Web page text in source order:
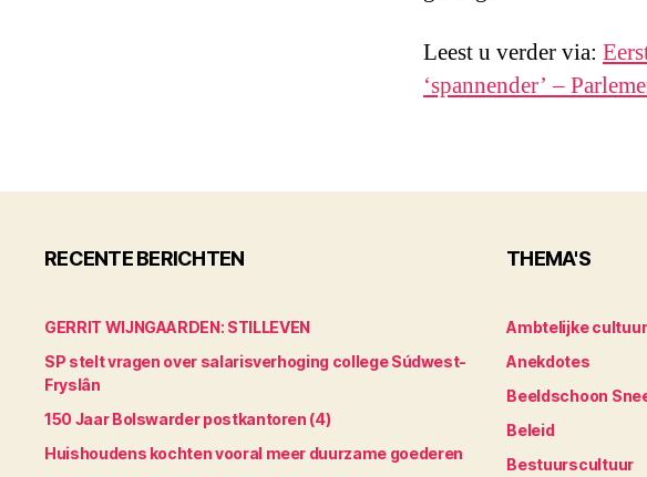
Leest u verder via:
‘spannender’ –
RECENTE BERICHTEN
GERRIT WIJNGAARDEN: STILLEVEN
SP stelt vragen over salarisverhoging college Súdwest-
Fryslân
150 Jaar Bolswarder postkantoren (4)
Huishoudens kochten vooral meer duurzame goederen
THEMA'S
Ambtelijke cultuur
Anekdotes
Beeldschoon
Beleid
Bestuurscultuur